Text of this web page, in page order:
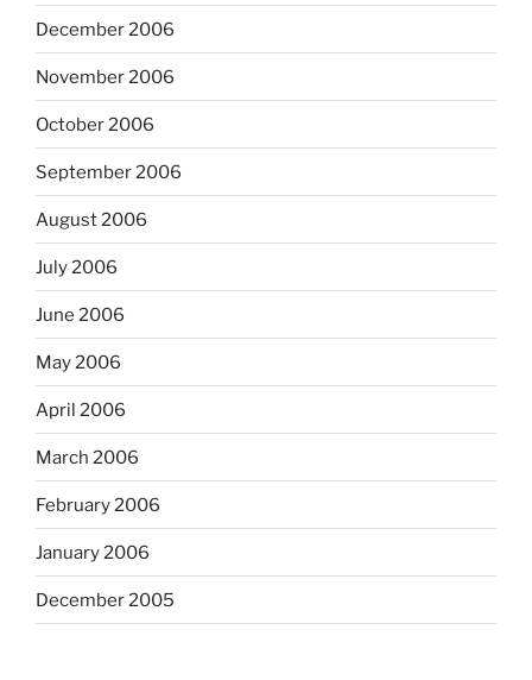
December 2006
November 2006
October 2006
September 2006
August 2006
July 2006
June 2006
May 2006
April 2006
March 2006
February 2006
January 2006
December 2005